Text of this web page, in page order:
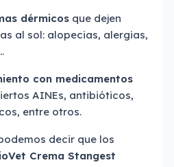
dérmicos que dejen
al sol: alopecias, alergias,
con medicamentos
AINEs, antibióticos,
entre otros.
decir que los
Crema Stangest